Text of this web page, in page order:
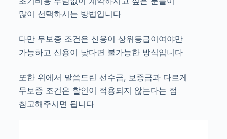
많이 선택하시는 방법입니다
다만 무보증 조건은 신용이 상위등급이여야만
가능하고 신용이 낮다면 불가능한 방식입니다
또한 위에서 말씀드린 선수금, 보증금과 다르게
무보증 조건은 할인이 적용되지 않는다는 점
참고해주시면 됩니다